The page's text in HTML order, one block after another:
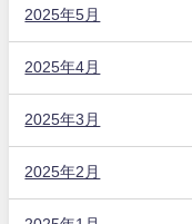
2025年5月
2025年4月
2025年3月
2025年2月